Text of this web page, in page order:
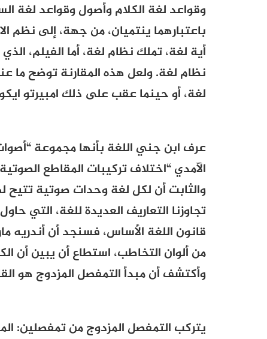
وقواعد لغة الكلام وأصول وقواعد لغة
باعتبارهما ينتميان، من جهة، إلى نظم
أية لغة، تملك نظام لغة، أما الفيلم،
نظام لغة. ولعل هذه المقارنة توضح ما
لغة، أو حينما عقب على ذلك امبيرتو
عرف ابن جني اللغة بأنها مجموعة
الآمدي “اختلاف تركيبات المقاطع
والثابت أن لكل لغة وحدات صوتية تتيح
تجاوزنا التعاريف العديدة للغة، التي
قانون اللغة الأساس، فسنجد أن أندريه
من ألوان التخاطب، استطاع أن يبين أن
وأكتشف أن مبدأ التمفصل المزدوج هو
يتركب التمفصل المزدوج من تمفصلين: